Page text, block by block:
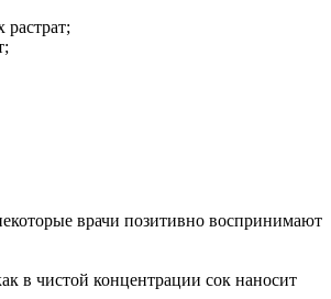
врачи позитивно воспринимают
в чистой концентрации сок наносит